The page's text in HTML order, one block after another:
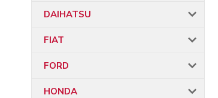
DAIHATSU
FIAT
FORD
HONDA